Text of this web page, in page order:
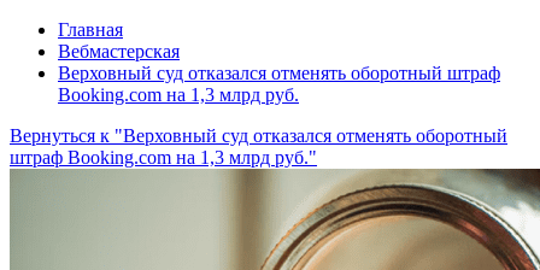
Главная
Вебмастерская
Верховный суд отказался отменять оборотный штраф
Booking.com на 1,3 млрд руб.
Вернуться к "Верховный суд отказался отменять оборотный
штраф Booking.com на 1,3 млрд руб."